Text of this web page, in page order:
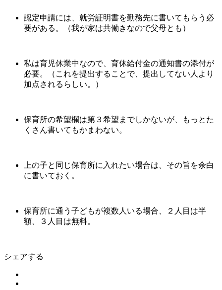
認定申請には、就労証明書を勤務先に書いてもらう必
要がある。（我が家は共働きなので父母とも）
私は育児休業中なので、育休給付金の通知書の添付が
必要。（これを提出することで、提出してない人より
加点されるらしい。）
保育所の希望欄は第３希望までしかないが、もっとた
くさん書いてもかまわない。
上の子と同じ保育所に入れたい場合は、その旨を余白
に書いておく。
保育所に通う子どもが複数人いる場合、２人目は半
額、３人目は無料。
シェアする